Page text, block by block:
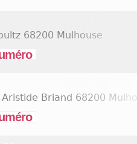
68200 Mulhouse
Briand 68200